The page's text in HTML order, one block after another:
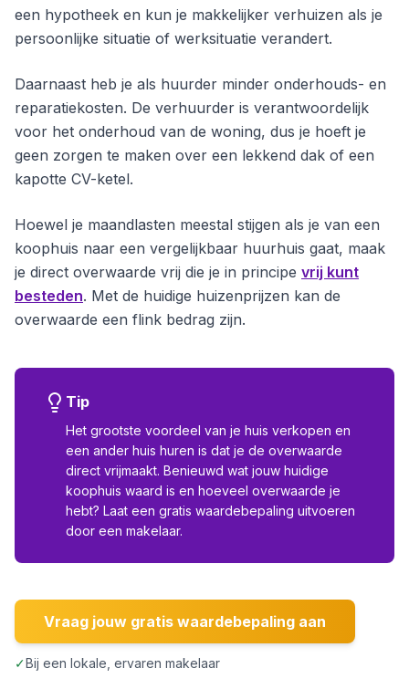
een hypotheek en kun je makkelijker verhuizen als je
persoonlijke situatie of werksituatie verandert.
Daarnaast heb je als huurder minder onderhouds- en
reparatiekosten. De verhuurder is verantwoordelijk
voor het onderhoud van de woning, dus je hoeft je
geen zorgen te maken over een lekkend dak of een
kapotte CV-ketel.
Hoewel je maandlasten meestal stijgen als je van een
koophuis naar een vergelijkbaar huurhuis gaat, maak
je direct overwaarde vrij die je in principe vrij kunt
besteden. Met de huidige huizenprijzen kan de
overwaarde een flink bedrag zijn.
Tip
Het grootste voordeel van je huis verkopen en
een ander huis huren is dat je de overwaarde
direct vrijmaakt. Benieuwd wat jouw huidige
koophuis waard is en hoeveel overwaarde je
hebt? Laat een gratis waardebepaling uitvoeren
door een makelaar.
Vraag jouw gratis waardebepaling aan
✓Bij een lokale, ervaren makelaar